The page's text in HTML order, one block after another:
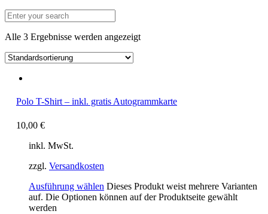
Alle 3 Ergebnisse werden angezeigt
Polo T-Shirt – inkl. gratis Autogrammkarte
10,00 €
inkl. MwSt.
zzgl. Versandkosten
Ausführung wählen Dieses Produkt weist mehrere Varianten
auf. Die Optionen können auf der Produktseite gewählt
werden